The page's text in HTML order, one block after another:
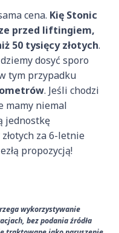
cena. Kię Stonic
przed liftingiem,
50 tysięcy złotych.
dosyć sporo
tym przypadku
. Jeśli chodzi
mamy niemal
jednostkę
za 6-letnie
propozycją!
wykorzystywanie
bez podania źródła